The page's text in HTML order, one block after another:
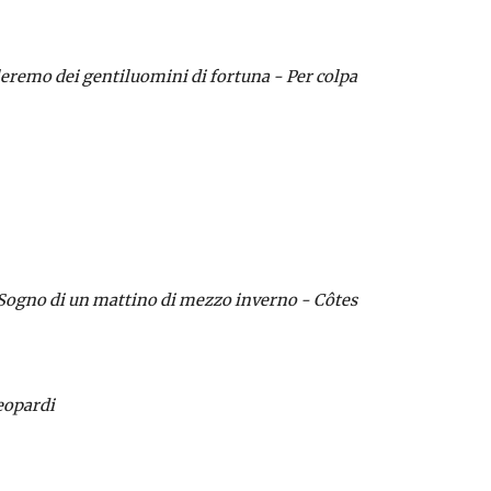
dei gentiluomini di fortuna - Per colpa
di un mattino di mezzo inverno - Côtes